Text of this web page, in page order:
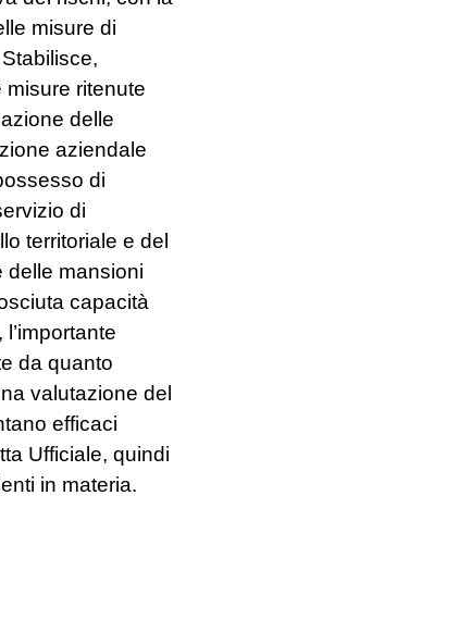
misure di
misure ritenute
delle
aziendale
di
di
territoriale e del
delle mansioni
capacità
da quanto
valutazione del
efficaci
Ufficiale, quindi
in materia.